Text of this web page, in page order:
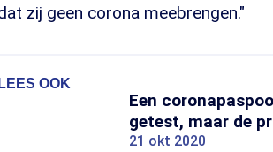
zij geen corona meebrengen."
LEES OOK
Een
getest, maar de
21 okt 2020